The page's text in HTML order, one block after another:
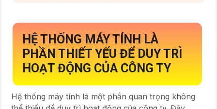
HỆ THỐNG MÁY TÍNH LÀ
PHẦN THIẾT YẾU ĐỂ DUY TRÌ
HOẠT ĐỘNG CỦA CÔNG TY
Hệ thống máy tính là một phần quan trọng không